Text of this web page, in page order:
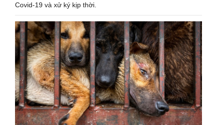
Covid-19 và xử ký kịp thời.